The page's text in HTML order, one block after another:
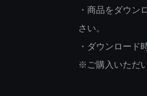
・商品をダウン
さい。
・ダウンロード
※ご購入いただ